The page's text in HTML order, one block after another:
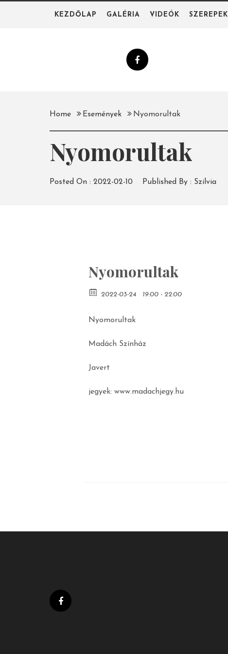
KEZDŐLAP GALÉRIA VIDEÓK SZEREPEK
Home Események Nyomorultak
Nyomorultak
Posted On : 2022-02-10 Published By : Szilvia
Nyomorultak
2022-03-24 19:00 - 22:00
Nyomorultak
Madách Színház
Javert
jegyek: www.madachjegy.hu